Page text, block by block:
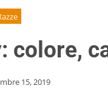
colore,
15, 2019